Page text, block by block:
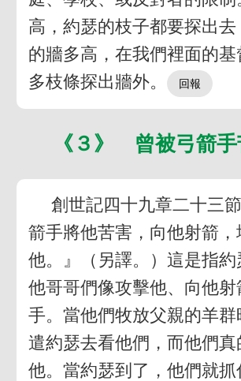
高，約瑟的枝子都要探出
的牆多高，在我們裡面的
多枝條探出牆外。
《３》 曾被弓箭
創世記四十九章二十三
箭手將他苦害，向他射箭，
他。』（另譯。）這是指約
他哥哥們像攻擊他、向他射
手。當他們牧放父親的羊
遣約瑟去看他們，而他們
他。當約瑟到了，他們就抓